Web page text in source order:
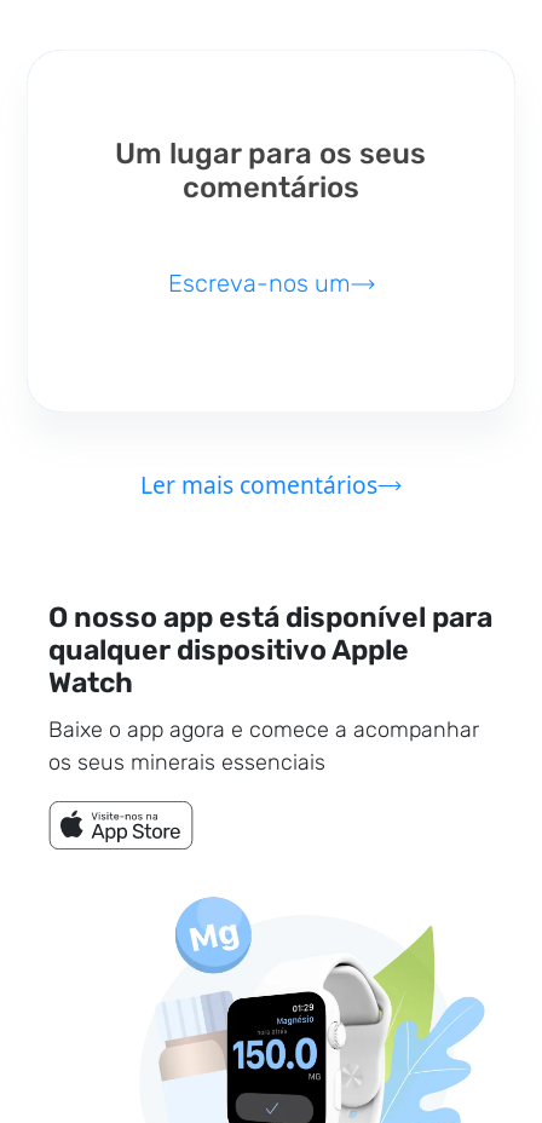
Um lugar para os seus
comentários
Escreva-nos um
Ler mais comentários
O nosso app está disponível para
qualquer dispositivo Apple
Watch
Baixe o app agora e comece a acompanhar
os seus minerais essenciais